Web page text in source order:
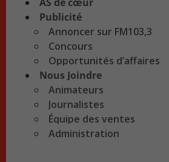
Publicité
Annoncer sur FM103,3
Concours
Opportunités d’affaires
Nous Joindre
Animateurs
Journalistes
Équipe des ventes
Administration